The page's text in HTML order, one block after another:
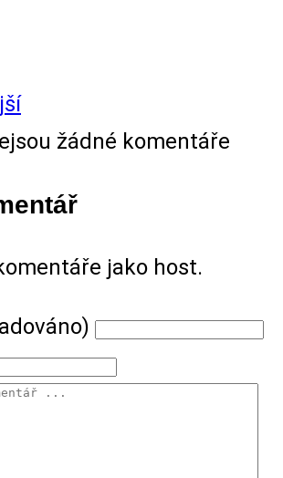
žádné komentáře
jako host.